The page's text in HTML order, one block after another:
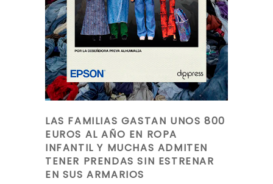
LAS FAMILIAS GASTAN UNOS 800
EUROS AL AÑO EN ROPA
INFANTIL Y MUCHAS ADMITEN
TENER PRENDAS SIN ESTRENAR
EN SUS ARMARIOS